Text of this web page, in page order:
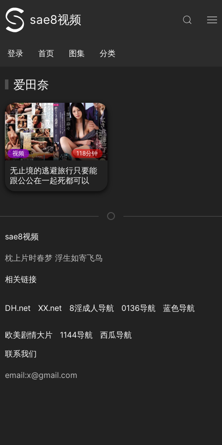
sae8视频
登录 首页 图集 分类
爱田奈
视频 118分钟
无止境的逃避旅行只要能
跟公公在一起死都可以
sae8视频
枕上片时春梦 浮生如寄飞鸟
相关链接
DH.net XX.net 8淫成人导航 0136导航 蓝色导航
欧美剧情大片 1144导航
西瓜导航
联系我们
email:x@gmail.com